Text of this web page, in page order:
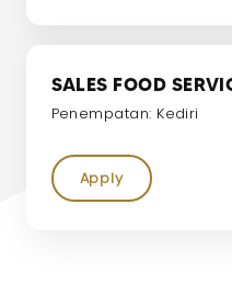
SALES FOOD
Penempatan: Kediri
Apply